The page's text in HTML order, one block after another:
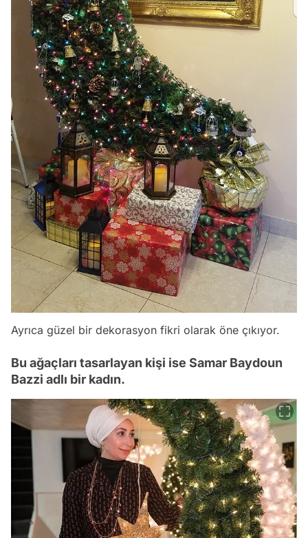
Ayrıca güzel bir dekorasyon fikri olarak öne çıkıyor.
Bu ağaçları tasarlayan kişi ise Samar Baydoun
Bazzi adlı bir kadın.